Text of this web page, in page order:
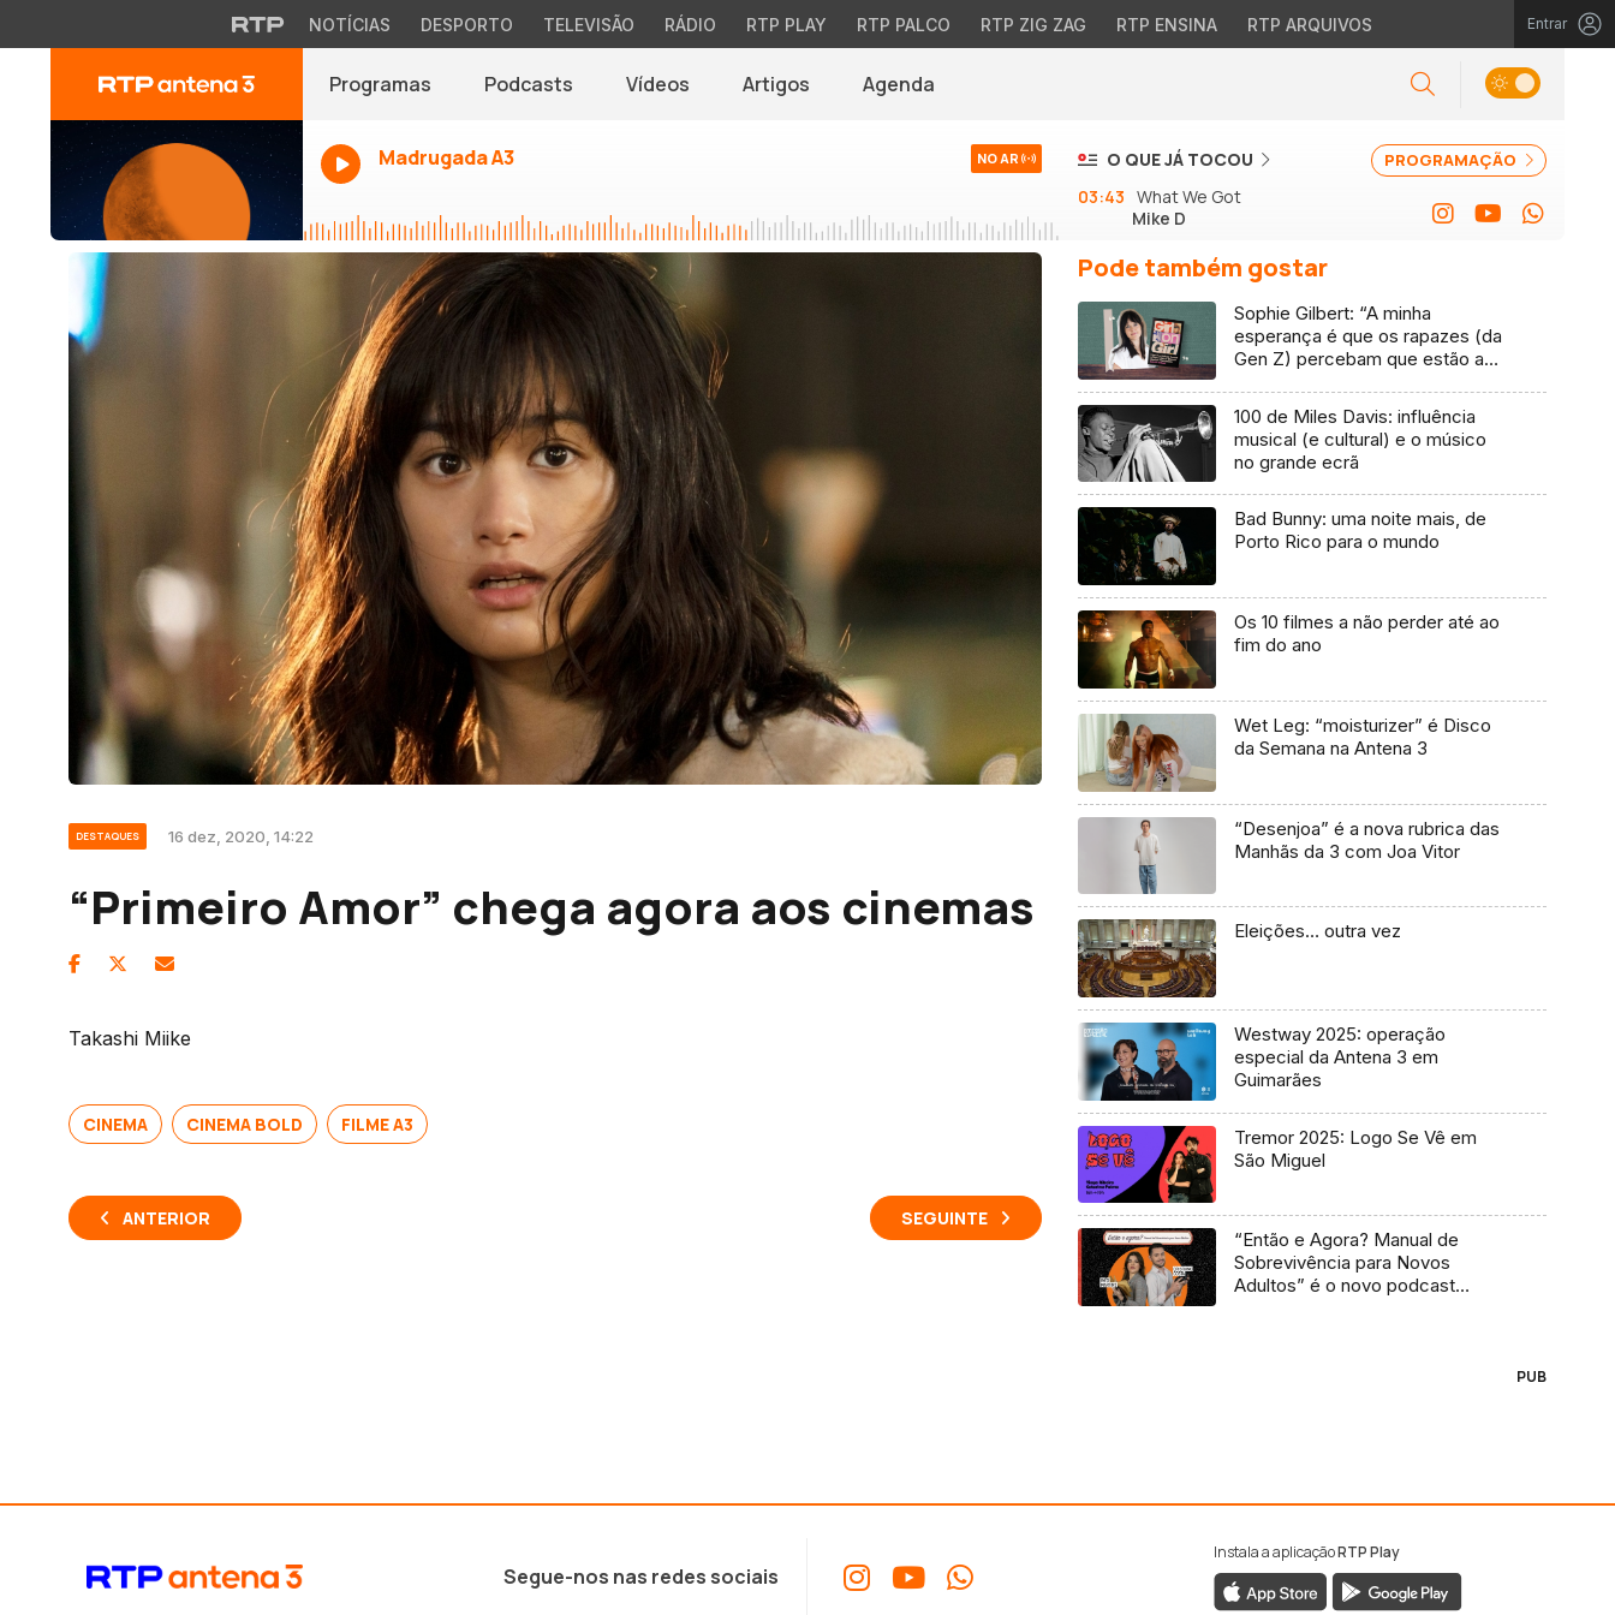
NOTÍCIAS DESPORTO TELEVISÃO RÁDIO RTP PLAY RTP PALCO RTP ZIG ZAG RTP ENSINA RTP ARQUIVOS Entrar
Programas Podcasts Vídeos Artigos Agenda
Madrugada A3 NO AR PROGRAMAÇÃO
O QUE JÁ TOCOU
03:43 What We Got
Mike D
DESTAQUES 16 dez, 2020, 14:22
“Primeiro Amor” chega agora aos cinemas
Takashi Miike
CINEMA CINEMA BOLD FILME A3
ANTERIOR SEGUINTE
Pode também gostar
Sophie Gilbert: “A minha
esperança é que os rapazes (da
Gen Z) percebam que estão a
100 de Miles Davis: influência
musical (e cultural) e o músico
no grande ecrã
Bad Bunny: uma noite mais, de
Porto Rico para o mundo
Os 10 filmes a não perder até ao
fim do ano
Wet Leg: “moisturizer” é Disco
da Semana na Antena 3
“Desenjoa” é a nova rubrica das
Manhãs da 3 com Joa Vitor
Eleições… outra vez
Westway 2025: operação
especial da Antena 3 em
Guimarães
Tremor 2025: Logo Se Vê em
São Miguel
“Então e Agora? Manual de
Sobrevivência para Novos
Adultos” é o novo podcast
PUB
Segue-nos nas redes sociais
Instala a aplicaçãoRTP Play